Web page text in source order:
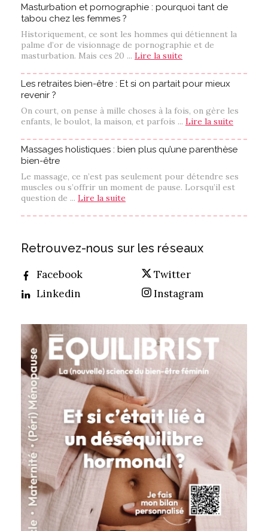
Masturbation et pornographie : pourquoi tant de
tabou chez les femmes ?
Historiquement, ce sont les hommes qui détiennent la
palme d’or de visionnage de pornographie et de
masturbation. Mais ces 20 ... Lire la suite
Les retraites bien-être : Et si on partait pour mieux
revenir ?
On court, on pense à mille choses à la fois, on gère les
enfants, le boulot, la maison, et parfois ... Lire la suite
Massages holistiques : bien plus qu’une parenthèse
bien-être
Le massage, ce n’est pas seulement pour détendre ses
muscles ou s’offrir un moment de pause. Lorsqu’il est
question de ... Lire la suite
Retrouvez-nous sur les réseaux
Facebook
Twitter
Linkedin
Instagram